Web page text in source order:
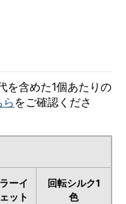
を含めた1個あたりの
ら をご確認くださ
ーイ
ット
回転シルク1
色